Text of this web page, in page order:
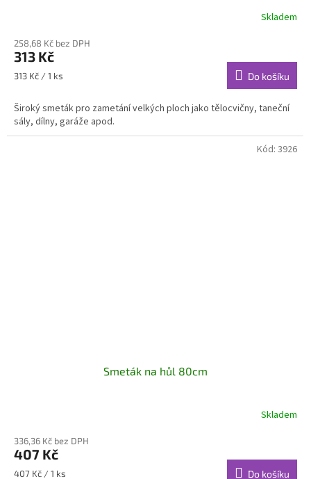
Skladem
258,68 Kč bez DPH
313 Kč
Měrná
313 Kč / 1 ks Do košíku
Široký smeták pro zametání velkých ploch jako tělocvičny, taneční
sály, dílny, garáže apod.
Smeták na hůl 80cm
Skladem
336,36 Kč bez DPH
407 Kč
Měrná
407 Kč / 1 ks Do košíku
Kód: 3926